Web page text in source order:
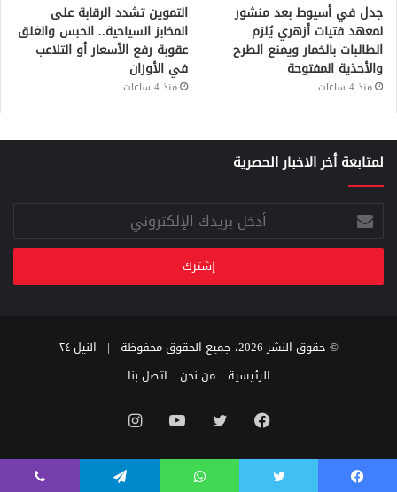
جدل في أسيوط بعد منشور
لمعهد فتيات أزهري يُلزم
الطالبات بالخمار ويمنع الطرح
والأحذية المفتوحة
منذ 4 ساعات
التموين تشدد الرقابة على
المخابز السياحية.. الحبس والغلق
عقوبة رفع الأسعار أو التلاعب
في الأوزان
منذ 4 ساعات
لمتابعة أخر الاخبار الحصرية
أدخل
بريدك
الإلكتروني
© حقوق النشر 2026، جميع الحقوق محفوظة |
النيل ٢٤
الرئيسية
من نحن اتصل بنا
فيسبوك تويتر يوتيوب